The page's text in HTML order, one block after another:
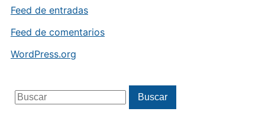
Feed de entradas
Feed de comentarios
WordPress.org
Buscar: Buscar